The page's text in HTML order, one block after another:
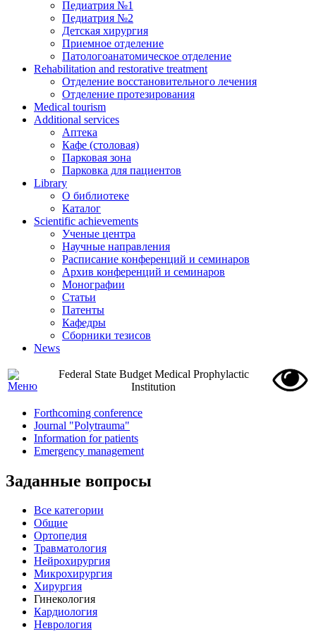
Педиатрия №1
Педиатрия №2
Детская хирургия
Приемное отделение
Патологоанатомическое отделение
Rehabilitation and restorative treatment
Отделение восстановительного лечения
Отделение протезирования
Medical tourism
Additional services
Аптека
Кафе (столовая)
Парковая зона
Парковка для пациентов
Library
О библиотеке
Каталог
Scientific achievements
Ученые центра
Научные направления
Расписание конференций и семинаров
Архив конференций и семинаров
Монографии
Статьи
Патенты
Кафедры
Сборники тезисов
News
Federal State Budget Medical Prophylactic
Institution
Forthcoming conference
Journal "Polytrauma"
Information for patients
Emergency management
Заданные вопросы
Все категории
Общие
Ортопедия
Травматология
Нейрохирургия
Микрохирургия
Хирургия
Гинекология
Кардиология
Неврология